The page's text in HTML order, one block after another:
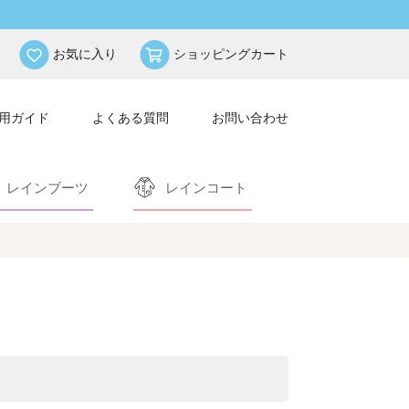
お気に入り ショッピングカート
ガイド よくある質問 お問い合わせ
レインブーツ レインコート